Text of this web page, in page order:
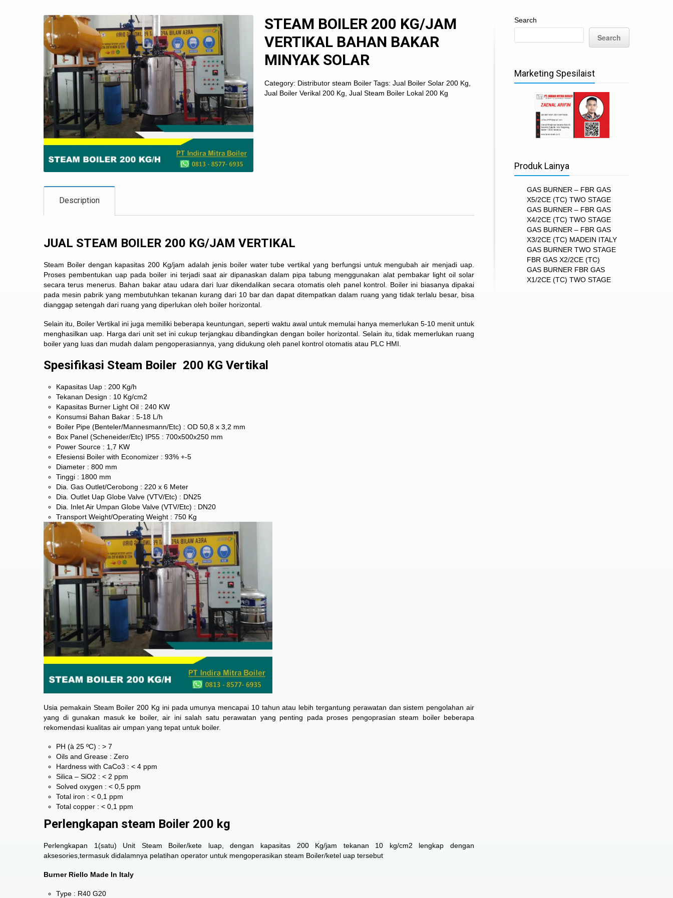
STEAM BOILER 200 KG/JAM
VERTIKAL BAHAN BAKAR
MINYAK SOLAR
Category: Distributor steam Boiler Tags:Jual Boiler Solar 200 Kg
Jual Boiler Verikal 200 Kg ,Jual Steam Boiler Lokal 200 Kg
Description
JUAL STEAM BOILER 200 KG/JAM VERTIKAL
Steam Boiler dengan kapasitas 200 Kg/jam adalah jenis boiler water tube vertikal yang berfungsi untuk mengubah air menjadi uap.
Proses pembentukan uap pada boiler ini terjadi saat air dipanaskan dalam pipa tabung menggunakan alat pembakar light oil solar
secara terus menerus. Bahan bakar atau udara dari luar dikendalikan secara otomatis oleh panel kontrol. Boiler ini biasanya dipakai
pada mesin pabrik yang membutuhkan tekanan kurang dari 10 bar dan dapat ditempatkan dalam ruang yang tidak terlalu besar, bisa
dianggap setengah dari ruang yang diperlukan oleh boiler horizontal.
Selain itu, Boiler Vertikal ini juga memiliki beberapa keuntungan, seperti waktu awal untuk memulai hanya memerlukan 5-10 menit untuk
menghasilkan uap. Harga dari unit set ini cukup terjangkau dibandingkan dengan boiler horizontal. Selain itu, tidak memerlukan ruang
boiler yang luas dan mudah dalam pengoperasiannya, yang didukung oleh panel kontrol otomatis atau PLC HMI.
Spesifikasi Steam Boiler 200 KG Vertikal
Kapasitas Uap : 200 Kg/h
Tekanan Design : 10 Kg/cm2
Kapasitas Burner Light Oil : 240 KW
Konsumsi Bahan Bakar : 5-18 L/h
Boiler Pipe (Benteler/Mannesmann/Etc) : OD 50,8 x 3,2 mm
Box Panel (Scheneider/Etc) IP55 : 700x500x250 mm
Power Source : 1,7 KW
Efesiensi Boiler with Economizer : 93% +-5
Diameter : 800 mm
Tinggi : 1800 mm
Dia. Gas Outlet/Cerobong : 220 x 6 Meter
Dia. Outlet Uap Globe Valve (VTV/Etc) : DN25
Dia. Inlet Air Umpan Globe Valve (VTV/Etc) : DN20
Transport Weight/Operating Weight : 750 Kg
Usia pemakain Steam Boiler 200 Kg ini pada umunya mencapai 10 tahun atau lebih tergantung perawatan dan sistem pengolahan air
yang di gunakan masuk ke boiler, air ini salah satu perawatan yang penting pada proses pengoprasian steam boiler beberapa
rekomendasi kualitas air umpan yang tepat untuk boiler.
PH (à 25 ºC) : > 7
Oils and Grease : Zero
Hardness with CaCo3 : < 4 ppm
Silica – SiO2 : < 2 ppm
Solved oxygen : < 0,5 ppm
Total iron : < 0,1 ppm
Total copper : < 0,1 ppm
Perlengkapan steam Boiler 200 kg
Perlengkapan 1(satu) Unit Steam Boiler/kete luap, dengan kapasitas 200 Kg/jam tekanan 10 kg/cm2 lengkap dengan
aksesories,termasuk didalamnya pelatihan operator untuk mengoperasikan steam Boiler/ketel uap tersebut
Burner Riello Made In Italy
Type : R40 G20
Search
Search
Marketing Spesilaist
Produk Lainya
GAS BURNER – FBR GAS
X5/2CE (TC) TWO STAGE
GAS BURNER – FBR GAS
X4/2CE (TC) TWO STAGE
GAS BURNER – FBR GAS
X3/2CE (TC) MADEIN ITALY
GAS BURNER TWO STAGE
FBR GAS X2/2CE (TC)
GAS BURNER FBR GAS
X1/2CE (TC) TWO STAGE